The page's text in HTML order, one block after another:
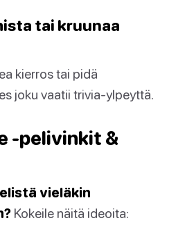
tai kruunaa
kierros tai pidä
joku vaatii trivia-ylpeyttä.
-pelivinkit &
vieläkin
Kokeile näitä ideoita: